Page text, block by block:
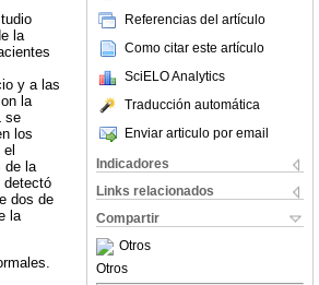
Referencias del artículo
Como citar este artículo
SciELO Analytics
Traducción automática
Enviar articulo por email
Indicadores
Links relacionados
Compartir
Otros
Otros
la
y a las
la
se
los
de la
detectó
dos de
la